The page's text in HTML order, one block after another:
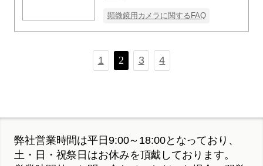
顕微鏡用カメラに関するFAQ
1 2 3 4
弊社営業時間は平日9:00～18:00となっており、
土・日・祝祭日はお休みを頂戴しております。